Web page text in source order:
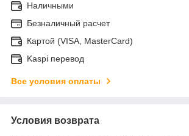
Наличными
Безналичный расчет
Картой (VISA, MasterCard)
Kaspi перевод
Все условия оплаты
Условия возврата